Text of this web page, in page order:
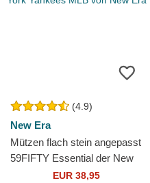
(4.9)
New Era
Mützen flach stein angepasst
59FIFTY Essential der New
York Yankees MLB von New
EUR 38,95